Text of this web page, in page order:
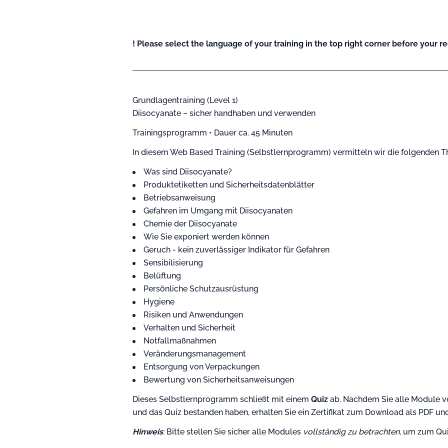
! Please select the language of your training in the top right corner before your
Grundlagentraining (Level 1)
Diisocyanate – sicher handhaben und verwenden
Trainingsprogramm • Dauer ca. 45 Minuten
In diesem Web Based Training (Selbstlernprogramm) vermitteln wir die folgenden
Was sind Diisocyanate?
Produktetiketten und Sicherheitsdatenblätter
Betriebsanweisung
Gefahren im Umgang mit Diisocyanaten
Chemie der Diisocyanate
Wie Sie exponiert werden können
Geruch - kein zuverlässiger Indikator für Gefahren
Sensibilisierung
Belüftung
Persönliche Schutzausrüstung
Hygiene
Risiken und Anwendungen
Verhalten und Sicherheit
Notfallmaßnahmen
Veränderungsmanagement
Entsorgung von Verpackungen
Bewertung von Sicherheitsanweisungen
Dieses Selbstlernprogramm schließt mit einemQuiz ab. Nachdem Sie alle Module
und das Quiz bestanden haben, erhalten Sie ein Zertifikat zum Download als PDF
Hinweis:Bitte stellen Sie sicher alle Modules vollständig zu betrachten, um zum